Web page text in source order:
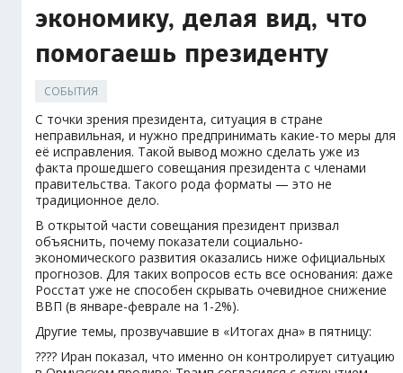
экономику, делая вид, что
помогаешь президенту
СОБЫТИЯ
С точки зрения президента, ситуация в стране
неправильная, и нужно предпринимать какие-то меры для
её исправления. Такой вывод можно сделать уже из
факта прошедшего совещания президента с членами
правительства. Такого рода форматы — это не
традиционное дело.
В открытой части совещания президент призвал
объяснить, почему показатели социально-
экономического развития оказались ниже официальных
прогнозов. Для таких вопросов есть все основания: даже
Росстат уже не способен скрывать очевидное снижение
ВВП (в январе-феврале на 1-2%).
Другие темы, прозвучавшие в «Итогах дна» в пятницу:
???? Иран показал, что именно он контролирует ситуацию